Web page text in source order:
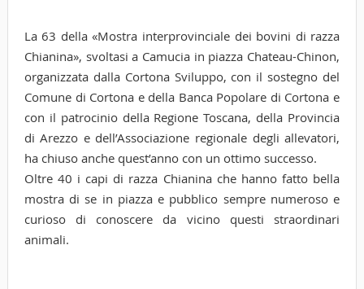
La 63 della «Mostra interprovinciale dei bovini di razza
Chianina», svoltasi a Camucia in piazza Chateau-Chinon,
organizzata dalla Cortona Sviluppo, con il sostegno del
Comune di Cortona e della Banca Popolare di Cortona e
con il patrocinio della Regione Toscana, della Provincia
di Arezzo e dell’Associazione regionale degli allevatori,
ha chiuso anche quest’anno con un ottimo successo.
Oltre 40 i capi di razza Chianina che hanno fatto bella
mostra di se in piazza e pubblico sempre numeroso e
curioso di conoscere da vicino questi straordinari
animali.